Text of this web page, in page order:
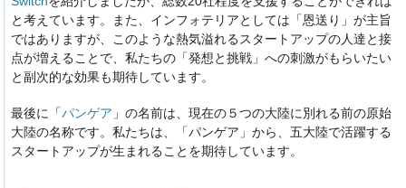
と考えています。また、インフォテリアとしては「恩送り」が主旨
ではありますが、このような熱気溢れるスタートアップの人達と接
点が増えることで、私たちの「発想と挑戦」への刺激がもらいたい
と副次的な効果も期待しています。
最後に「パンゲア 」の名前は、現在の５つの大陸に別れる前の原始
大陸の名称です。私たちは、「パンゲア」から、五大陸で活躍する
スタートアップが生まれることを期待しています。